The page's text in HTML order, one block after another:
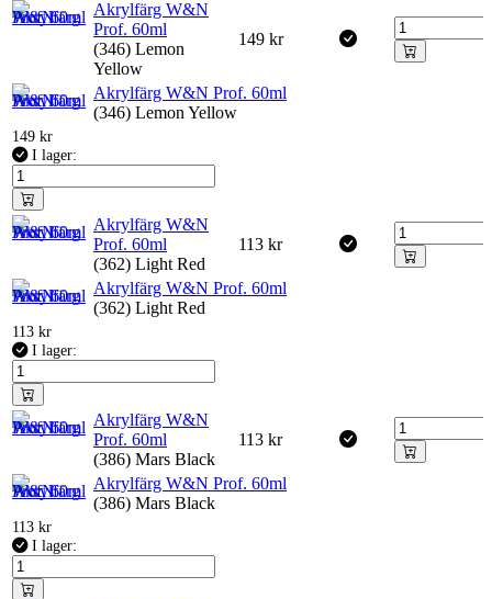
Akrylfärg W&N
Prof. 60ml
(346) Lemon
Yellow
149 kr
Akrylfärg W&N Prof. 60ml
(346) Lemon Yellow
149 kr
I lager:
Akrylfärg W&N
Prof. 60ml
(362) Light Red
113 kr
Akrylfärg W&N Prof. 60ml
(362) Light Red
113 kr
I lager:
Akrylfärg W&N
Prof. 60ml
(386) Mars Black
113 kr
Akrylfärg W&N Prof. 60ml
(386) Mars Black
113 kr
I lager: